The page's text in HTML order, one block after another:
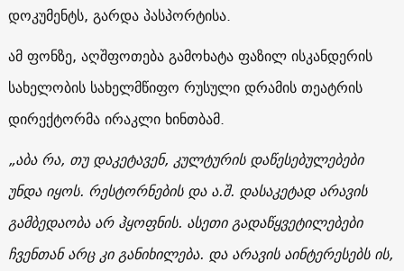
დოკუმენტს, გარდა პასპორტისა.
ამ ფონზე, აღშფოთება გამოხატა ფაზილ ისკანდერის
სახელობის სახელმწიფო რუსული დრამის თეატრის
დირექტორმა ირაკლი ხინთბამ.
„აბა რა, თუ დაკეტავენ, კულტურის დაწესებულებები
უნდა იყოს. რესტორნების და ა.შ. დასაკეტად არავის
გამბედაობა არ ჰყოფნის. ასეთი გადაწყვეტილებები
ჩვენთან არც კი განიხილება. და არავის აინტერესებს ის,